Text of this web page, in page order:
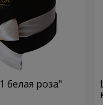
белая роза"